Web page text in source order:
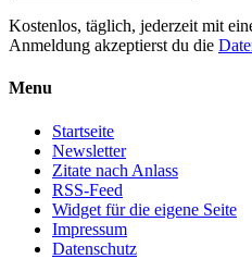
Kostenlos, täglich, jederzeit mit
Anmeldung akzeptierst du die
Menu
Startseite
Newsletter
Zitate nach Anlass
RSS-Feed
Widget für die eigene Seite
Impressum
Datenschutz